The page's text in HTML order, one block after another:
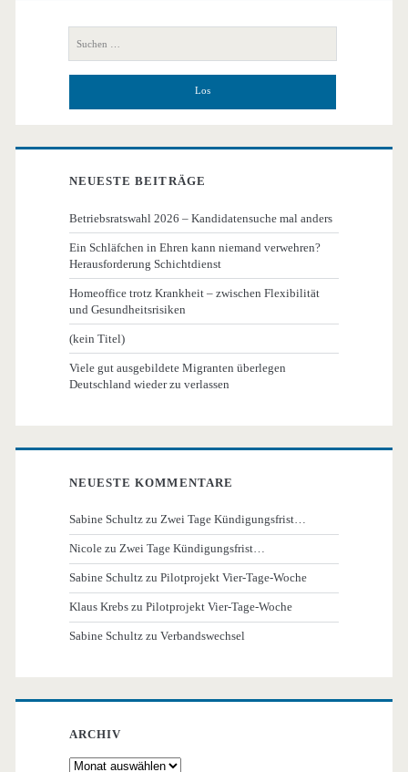
Seitenleiste
nach:
NEUESTE BEITRÄGE
Betriebsratswahl 2026 – Kandidatensuche mal anders
Ein Schläfchen in Ehren kann niemand verwehren?
Herausforderung Schichtdienst
Homeoffice trotz Krankheit – zwischen Flexibilität
und Gesundheitsrisiken
(kein Titel)
Viele gut ausgebildete Migranten überlegen
Deutschland wieder zu verlassen
NEUESTE KOMMENTARE
Sabine Schultz zuZwei Tage Kündigungsfrist…
Nicole zuZwei Tage Kündigungsfrist…
Sabine Schultz zuPilotprojekt Vier-Tage-Woche
Klaus Krebs zuPilotprojekt Vier-Tage-Woche
Sabine Schultz zuVerbandswechsel
ARCHIV
Archiv